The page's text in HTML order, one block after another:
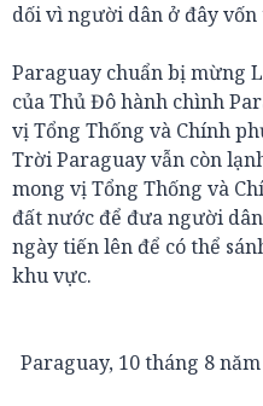
dối vì người dân ở đây
Paraguay chuẩn bị mừng
của Thủ Đô hành chình
vị Tổng Thống và Chính
Trời Paraguay vẫn còn
mong vị Tổng Thống và
đất nước để đưa người
ngày tiến lên để có thể
khu vực.
Paraguay, 10 tháng 8